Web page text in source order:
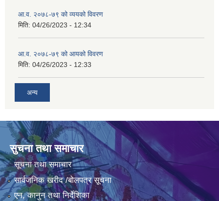
आ.व. २०७८-७९ को व्ययको विवरण
मिति: 04/26/2023 - 12:34
आ.व. २०७८-७९ को आयको विवरण
मिति: 04/26/2023 - 12:33
अन्य
सुचना तथा समाचार
सूचना तथा समाचार
सार्वजनिक खरीद /बोलपत्र सूचना
एन, कानुन तथा निर्देशिका